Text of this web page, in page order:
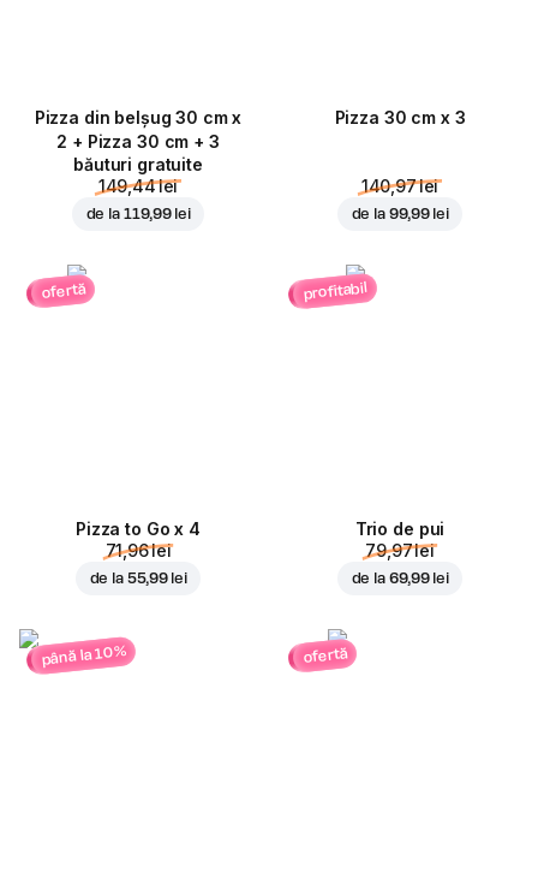
Pizza din belșug 30 cm x
2 + Pizza 30 cm + 3
băuturi gratuite
149,44 lei
de la 119,99 lei
Pizza 30 cm x 3
140,97 lei
de la 99,99 lei
ofertă
Pizza to Go x 4
71,96 lei
de la 55,99 lei
profitabil
Trio de pui
79,97 lei
de la 69,99 lei
până la 10% ofertă